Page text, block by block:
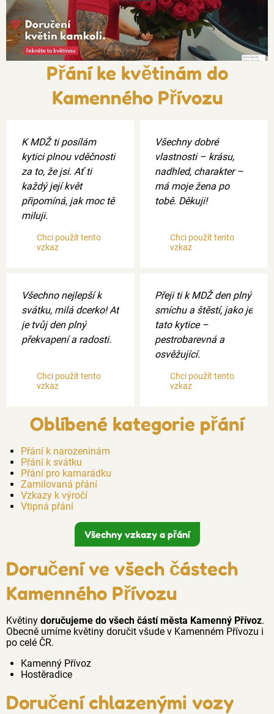
Přání ke květinám do
Kamenného Přívozu
K MDŽ ti posílám
kytici plnou vděčnosti
za to, že jsi. Ať ti
každý její květ
připomíná, jak moc tě
miluji.
Chci použít tento
vzkaz
Všechny dobré
vlastnosti – krásu,
nadhled, charakter –
má moje žena po
tobě. Děkuji!
Chci použít tento
vzkaz
Všechno nejlepší k
svátku, milá dcerko! Ať
je tvůj den plný
překvapení a radosti.
Chci použít tento
vzkaz
Přeji ti k MDŽ den plný
smíchu a štěstí, jako je
tato kytice –
pestrobarevná a
osvěžující.
Chci použít tento
vzkaz
Oblíbené kategorie přání
Přání k narozeninám
Přání k svátku
Přání pro kamarádku
Zamilovaná přání
Vzkazy k výročí
Vtipná přání
Všechny vzkazy a přání
Doručení ve všech částech
Kamenného Přívozu
Květiny doručujeme do všech částí města Kamenný Přívoz.
Obecně umíme květiny doručit všude v Kamenném Přívozu i
po celé ČR.
Kamenný Přívoz
Hostěradice
Doručení chlazenými vozy